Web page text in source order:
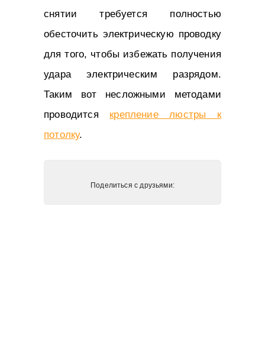
снятии требуется полностью
обесточить электрическую проводку
для того, чтобы избежать получения
удара электрическим разрядом.
Таким вот несложными методами
проводится крепление люстры к
потолку.
Поделиться с друзьями: